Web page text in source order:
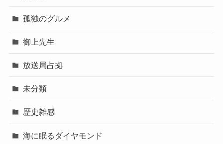
孤独のグルメ
御上先生
放送局占拠
未分類
歴史雑感
海に眠るダイヤモンド